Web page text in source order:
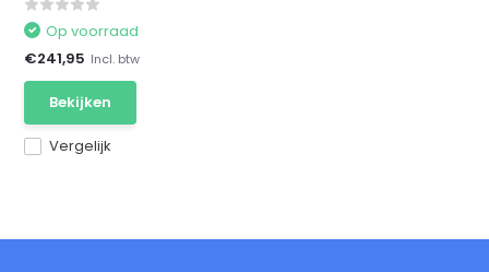
Vergelijk
Op voorraad
€241,95 Incl. btw
Bekijken